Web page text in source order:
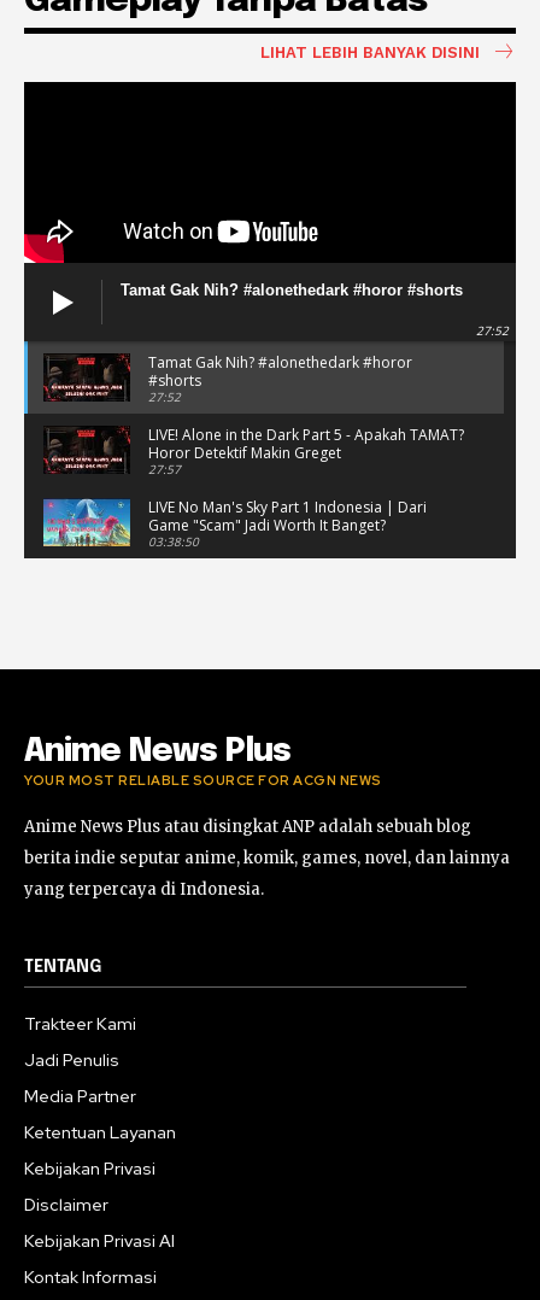
LIHAT LEBIH BANYAK DISINI
Tamat Gak Nih? #alonethedark #horor #shorts
27:52
Tamat Gak Nih? #alonethedark #horor
#shorts
27:52
LIVE! Alone in the Dark Part 5 - Apakah TAMAT?
Horor Detektif Makin Greget
27:57
LIVE No Man's Sky Part 1 Indonesia | Dari
Game "Scam" Jadi Worth It Banget?
03:38:50
#gaming #horor
Anime News Plus
YOUR MOST RELIABLE SOURCE FOR ACGN NEWS
Anime News Plus atau disingkat ANP adalah sebuah blog
berita indie seputar anime, komik, games, novel, dan lainnya
yang terpercaya di Indonesia.
TENTANG
Trakteer Kami
Jadi Penulis
Media Partner
Ketentuan Layanan
Kebijakan Privasi
Disclaimer
Kebijakan Privasi AI
Kontak Informasi